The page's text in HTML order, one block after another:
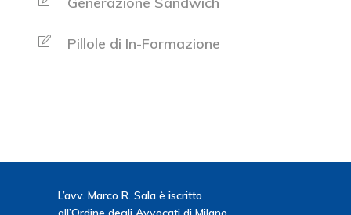
Pillole di In-Formazione
L’avv. Marco R. Sala è iscritto